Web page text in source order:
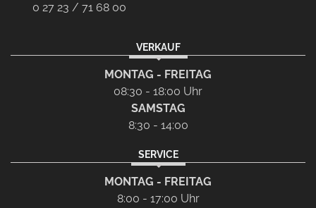
0 27 23 / 71 68 00
VERKAUF
MONTAG - FREITAG
08:30 - 18:00 Uhr
SAMSTAG
8:30 - 14:00
SERVICE
MONTAG - FREITAG
8:00 - 17:00 Uhr